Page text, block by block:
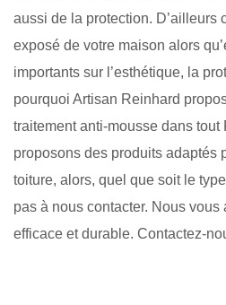
aussi de la protection. D’ailleurs
exposé de votre maison alors
importants sur l’esthétique, la
pourquoi Artisan Reinhard
traitement anti-mousse dans tout
proposons des produits adaptés
toiture, alors, quel que soit le
pas à nous contacter. Nous
efficace et durable. Contactez-